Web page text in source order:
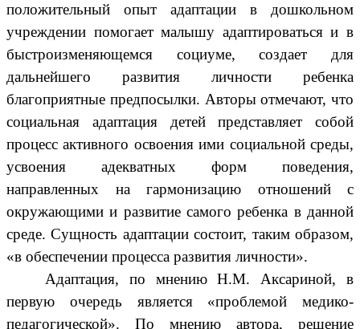
положительный опыт адаптации в дошкольном
учреждении помогает малышу адаптироваться и в
быстроизменяющемся социуме, создает для
дальнейшего развития личности ребенка
благоприятные предпосылки. Авторы отмечают, что
социальная адаптация детей представляет собой
процесс активного освоения ими социальной среды,
усвоения адекватных форм поведения,
направленных на гармонизацию отношений с
окружающими и развитие самого ребенка в данной
среде. Сущность адаптации состоит, таким образом,
«в обеспечении процесса развития личности».
Адаптация, по мнению Н.М. Аксариной, в
первую очередь является «проблемой медико-
педагогической». По мнению автора, решение